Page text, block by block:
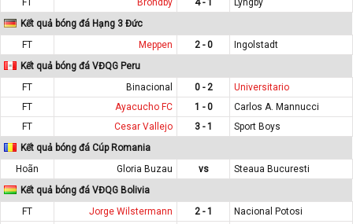
Kết quả bóng đá Hạng 3 Đức
FT
Meppen 2 - 0
Ingolstadt
Kết quả bóng đá VĐQG Peru
FT
Binacional 0 - 2
Universitario
FT
Ayacucho FC 1 - 0
Carlos A. Mannucci
FT
Cesar Vallejo 3 - 1
Sport Boys
Kết quả bóng đá Cúp Romania
Hoãn
Gloria Buzau vs
Steaua Bucuresti
Kết quả bóng đá VĐQG Bolivia
FT
Jorge Wilstermann 2 - 1
Nacional Potosi